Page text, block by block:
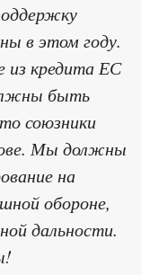
в этом году.
кредита ЕС
быть
союзники
Мы должны
на
обороне,
дальности.